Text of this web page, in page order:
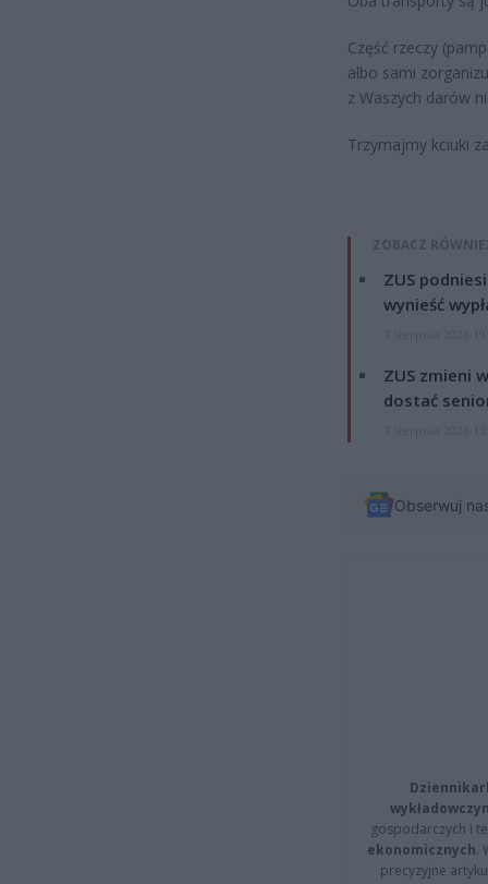
Część rzeczy
albo sami
z Waszych darów
Trzymajmy kciuki
ZOBACZ
ZUS
wynieść
ZUS zmieni
dostać
Obserwuj
gospodarczych i
ekonomicznych.
precyzyjne